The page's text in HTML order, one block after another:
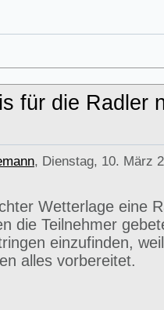
für die Radler
, Dienstag, 10. März
Wetterlage eine
die Teilnehmer
einzufinden,
alles vorbereitet.